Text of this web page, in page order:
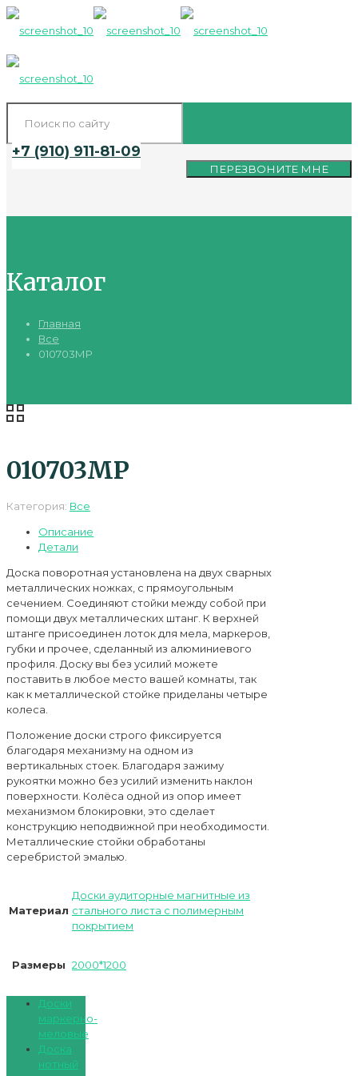
+7 (910) 911-81-09
ПЕРЕЗВОНИТЕ МНЕ
Каталог
Главная
Все
010703МР
010703МР
Категория: Все
Описание
Детали
Доска поворотная установлена на двух сварных
металлических ножках, с прямоугольным
сечением. Соединяют стойки между собой при
помощи двух металлических штанг. К верхней
штанге присоединен лоток для мела, маркеров,
губки и прочее, сделанный из алюминиевого
профиля. Доску вы без усилий можете
поставить в любое место вашей комнаты, так
как к металлической стойке приделаны четыре
колеса.
Положение доски строго фиксируется
благодаря механизму на одном из
вертикальных стоек. Благодаря зажиму
рукоятки можно без усилий изменить наклон
поверхности. Колёса одной из опор имеет
механизмом блокировки, это сделает
конструкцию неподвижной при необходимости.
Металлические стойки обработаны
серебристой эмалью.
Материал
Доски аудиторные магнитные из
стального листа с полимерным
покрытием
Размеры 2000*1200
Доски
маркерно-
меловые
Доска
нотный